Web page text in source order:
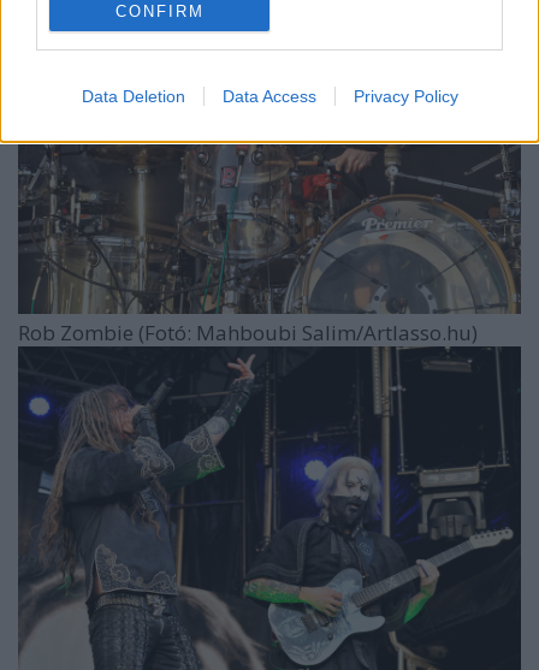
CONFIRM
Data Deletion Data Access Privacy Policy
Rob Zombie (Fotó: Mahboubi Salim/Artlasso.hu)